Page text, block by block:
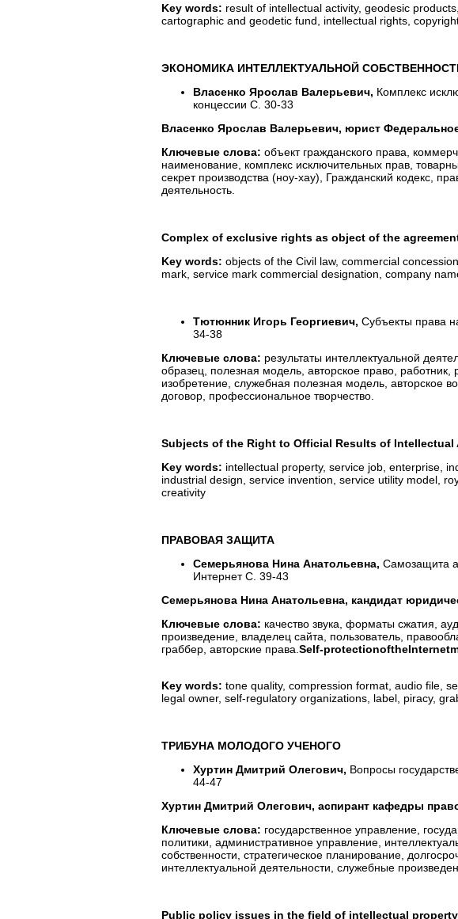
Key words: result of intellectual activity, geodesic
cartographic and geodetic fund, intellectual rights,
ЭКОНОМИКА ИНТЕЛЛЕКТУАЛЬНОЙ
Власенко Ярослав Валерьевич, Комплекс
концессии С. 30-33
Власенко Ярослав Валерьевич, юрист
Ключевые слова: объект гражданского права,
наименование, комплекс исключительных прав,
секрет производства (ноу-хау), Гражданский кодекс,
деятельность.
Сomplex of exclusive rights as object of the
Key words: оbjects of the Civil law, commercial
mark, service mark commercial designation, company
Тютюнник Игорь Георгиевич, Субъекты права
34-38
Ключевые слова: результаты интеллектуальной
образец, полезная модель, авторское право,
изобретение, служебная полезная модель, авторское
договор, профессиональное творчество.
Subjects of the Right to Official Results of Intellectual
Key words: intellectual property, service job, enterprise,
industrial design, service invention, service utility model,
creativity
ПРАВОВАЯ ЗАЩИТА
Семерьянова Нина Анатольевна, Самозащита
Интернет С. 39-43
Семерьянова Нина Анатольевна, кандидат
Ключевые слова: качество звука, форматы сжатия,
произведение, владелец сайта, пользователь,
граббер, авторские права. Self-protectionoftheInternet
Key words: tone quality, compression format, audio file,
legal owner, self-regulatory organizations, label, piracy,
ТРИБУНА МОЛОДОГО УЧЕНОГО
Хуртин Дмитрий Олегович, Вопросы
44-47
Хуртин Дмитрий Олегович, аспирант кафедры
Ключевые слова: государственное управление,
политики, административное управление,
собственности, стратегическое планирование,
интеллектуальной деятельности, служебные
Public policy issues in the field of intellectual property